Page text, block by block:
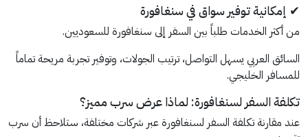
✔ إمكانية توفير سواق في سنغافورة
من أكثر الخدمات طلباً بين السفر إلى سنغافورة للسعوديين.
السائق العربي يسهل التواصل، ترتيب الجولات، وتوفير تجربة مريحة تماماً
للمسافر الخليجي.
تكلفة السفر لسنغافورة: لماذا عرض سرب مميز؟
عند مقارنة تكلفة السفر لسنغافورة عبر شركات مختلفة، ستلاحظ أن سرب